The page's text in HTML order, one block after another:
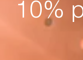
10%